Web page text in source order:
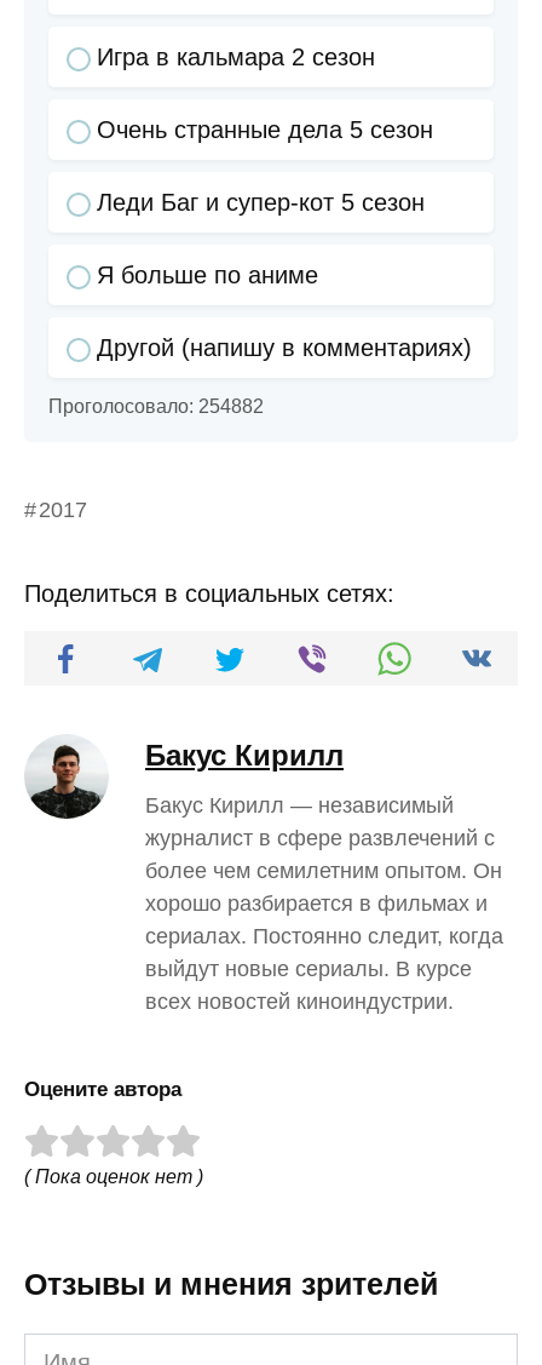
Игра в кальмара 2 сезон
Очень странные дела 5 сезон
Леди Баг и супер-кот 5 сезон
Я больше по аниме
Другой (напишу в комментариях)
Проголосовало: 254882
2017
Поделиться в социальных сетях:
Бакус Кирилл
Бакус Кирилл — независимый
журналист в сфере развлечений с
более чем семилетним опытом. Он
хорошо разбирается в фильмах и
сериалах. Постоянно следит, когда
выйдут новые сериалы. В курсе
всех новостей киноиндустрии.
Оцените автора
( Пока оценок нет )
Отзывы и мнения зрителей
Имя